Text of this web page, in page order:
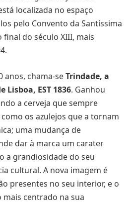
localizada no espaço
pelo Convento da Santíssima
do século XIII, mais
anos, chama-seTrindade, a
Lisboa, EST 1836. Ganhou
a cerveja que sempre
os azulejos que a tornam
uma mudança de
dar à marca um carater
a grandiosidade do seu
cultural. A nova imagem é
presentes no seu interior, e o
centrado na sua